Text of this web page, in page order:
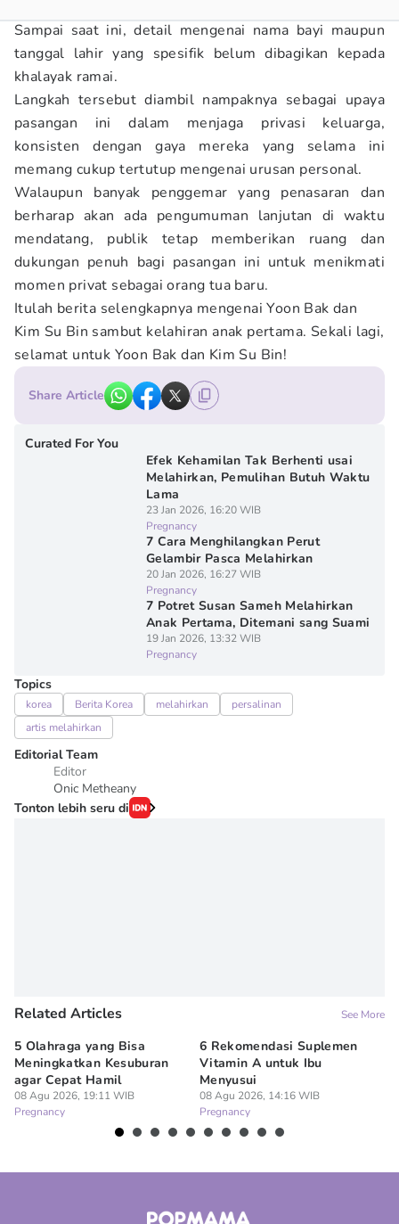
Sampai saat ini, detail mengenai nama bayi maupun
tanggal lahir yang spesifik belum dibagikan kepada
khalayak ramai.
Langkah tersebut diambil nampaknya sebagai upaya
pasangan ini dalam menjaga privasi keluarga,
konsisten dengan gaya mereka yang selama ini
memang cukup tertutup mengenai urusan personal.
Walaupun banyak penggemar yang penasaran dan
berharap akan ada pengumuman lanjutan di waktu
mendatang, publik tetap memberikan ruang dan
dukungan penuh bagi pasangan ini untuk menikmati
momen privat sebagai orang tua baru.
Itulah berita selengkapnya mengenai Yoon Bak dan
Kim Su Bin sambut kelahiran anak pertama. Sekali lagi,
selamat untuk Yoon Bak dan Kim Su Bin!
Share Article
Curated For You
Efek Kehamilan Tak Berhenti usai
Melahirkan, Pemulihan Butuh Waktu
Lama
23 Jan 2026, 16:20 WIB
Pregnancy
7 Cara Menghilangkan Perut
Gelambir Pasca Melahirkan
20 Jan 2026, 16:27 WIB
Pregnancy
7 Potret Susan Sameh Melahirkan
Anak Pertama, Ditemani sang Suami
19 Jan 2026, 13:32 WIB
Pregnancy
Topics
korea Berita Korea melahirkan
persalinan
artis melahirkan
Editorial Team
Editor
Onic Metheany
Tonton lebih seru di
Related Articles See More
5 Olahraga yang Bisa
Meningkatkan Kesuburan
agar Cepat Hamil
08 Agu 2026, 19:11 WIB
Pregnancy
6 Rekomendasi Suplemen
Vitamin A untuk Ibu
Menyusui
08 Agu 2026, 14:16 WIB
Pregnancy